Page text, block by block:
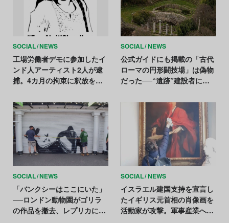
SOCIAL NEWS
工場労働者デモに参加したイ
ンド人アーティスト2人が逮
捕。4カ月の拘束に釈放を求
SOCIAL NEWS
公式ガイドにも掲載の「古代
ローマの円形闘技場」は偽物
だった──“遺跡”建設者に実
SOCIAL NEWS
「バンクシーはここにいた」
──ロンドン動物園がゴリラ
の作品を撤去、レプリカに置
SOCIAL NEWS
イスラエル建国支持を宣言し
たイギリス元首相の肖像画を
活動家が攻撃。軍事産業への